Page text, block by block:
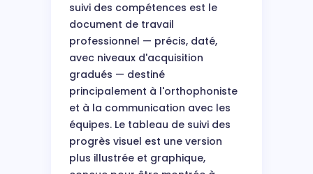
suivi des compétences est le
document de travail
professionnel — précis, daté,
avec niveaux d'acquisition
gradués — destiné
principalement à l'orthophoniste
et à la communication avec les
équipes. Le tableau de suivi des
progrès visuel est une version
plus illustrée et graphique,